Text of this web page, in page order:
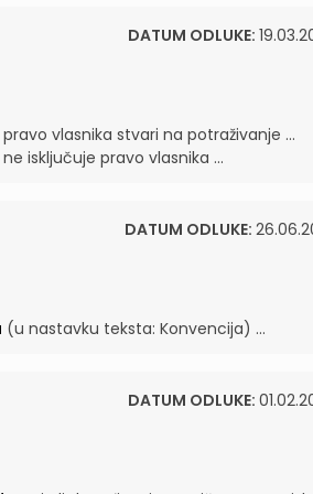
DATUM ODLUKE:
pravo vlasnika stvari na potraživanje ...
ne isključuje pravo vlasnika ...
DATUM ODLUKE:
(u nastavku teksta: Konvencija) ...
DATUM ODLUKE: